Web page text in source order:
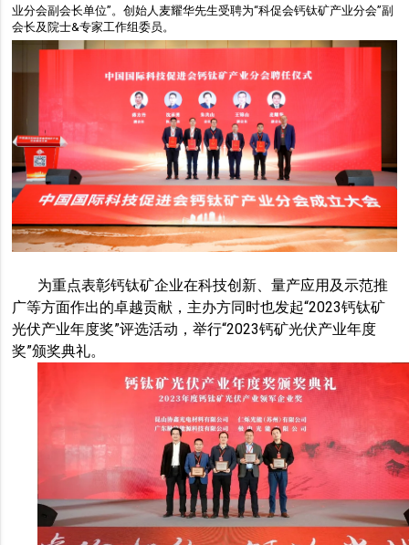
业分会副会长单位”。创始人麦耀华先生受聘为“科促会钙钛矿产业分会”副
会长及院士&专家工作组委员。
为重点表彰钙钛矿企业在科技创新、量产应用及示范推
广等方面作出的卓越贡献，主办方同时也发起“2023钙钛矿
光伏产业年度奖”评选活动，举行“2023钙矿光伏产业年度
奖”颁奖典礼。